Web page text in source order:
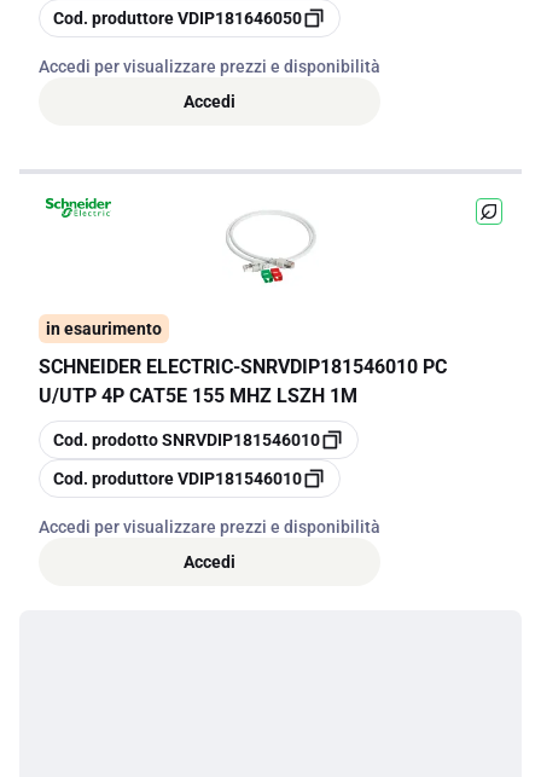
copia
Cod. produttoreVDIP181646050
Accedi per visualizzare prezzi e disponibilità
Accedi
in esaurimento
SCHNEIDER ELECTRIC-SNRVDIP181546010 PC
U/UTP 4P CAT5E 155 MHZ LSZH 1M
copia
Cod. prodottoSNRVDIP181546010
copia
Cod. produttoreVDIP181546010
Accedi per visualizzare prezzi e disponibilità
Accedi